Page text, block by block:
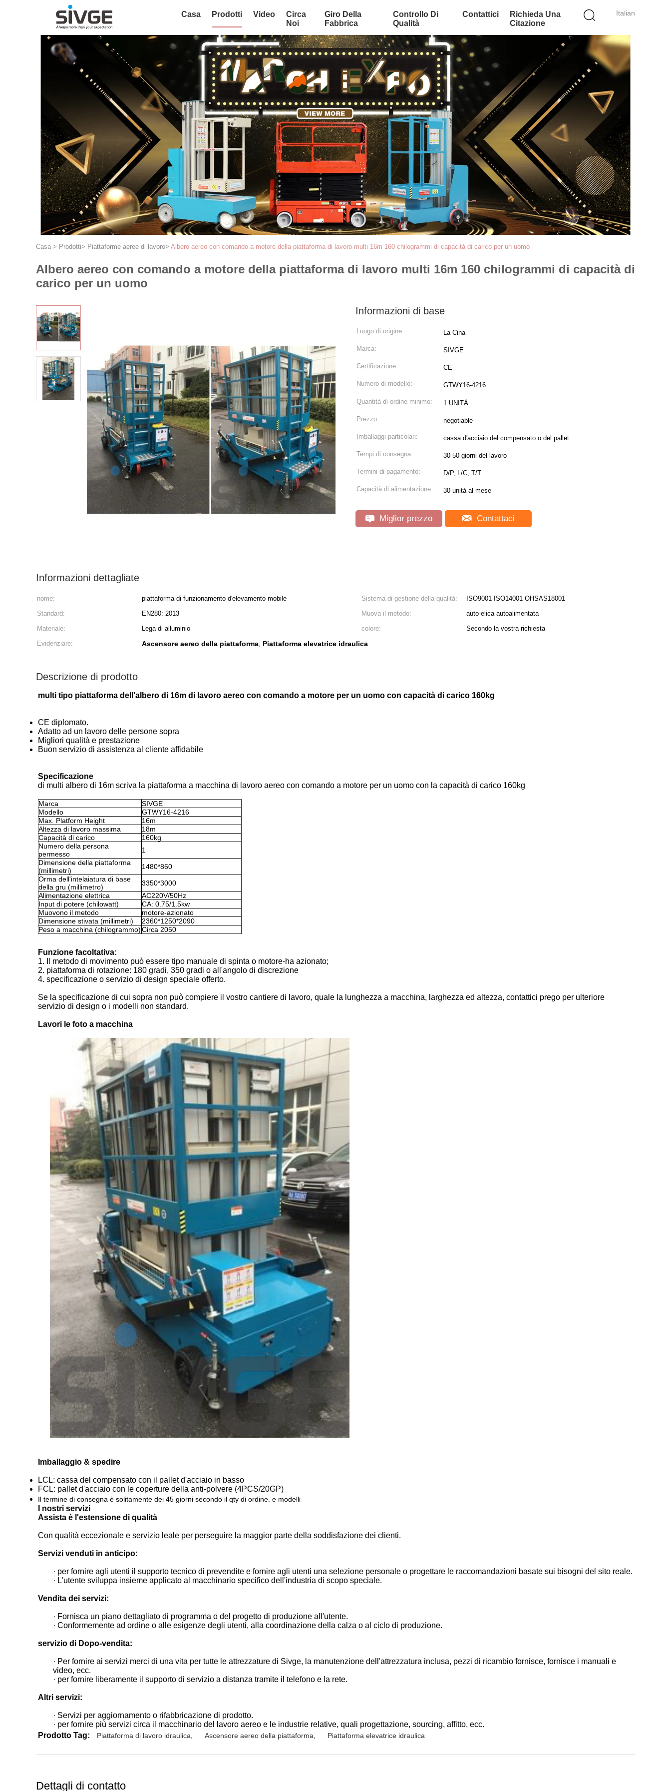
Italian
Casa Prodotti Video
Circa
Noi
Giro Della
Fabbrica
Controllo Di
Qualità
Contattici
Richieda Una
Citazione
Casa > Prodotti> Piattaforme aeree di lavoro> Albero aereo con comando a motore della piattaforma di lavoro multi 16m 160 chilogrammi di capacità di carico per un uomo
Albero aereo con comando a motore della piattaforma di lavoro multi 16m 160 chilogrammi di capacità di
carico per un uomo
Informazioni di base
Luogo di origine: La Cina
Marca: SIVGE
Certificazione: CE
Numero di modello: GTWY16-4216
Quantità di ordine minimo: 1 UNITÀ
Prezzo: negotiable
Imballaggi particolari: cassa d'acciaio del compensato o del pallet
Tempi di consegna: 30-50 giorni del lavoro
Termini di pagamento: D/P, L/C, T/T
Capacità di alimentazione: 30 unità al mese
Miglior prezzo Contattaci
Informazioni dettagliate
nome: piattaforma di funzionamento d'elevamento mobile Sistema di gestione della qualità:
ISO9001 ISO14001 OHSAS18001
Standard:
EN280: 2013 Muova il metodo:
auto-elica autoalimentata
Materiale:
Lega di alluminio colore:
Secondo la vostra richiesta
Evidenziare:
Ascensore aereo della piattaforma, Piattaforma elevatrice idraulica
Descrizione di prodotto
multi tipo piattaforma dell'albero di 16m di lavoro aereo con comando a motore per un uomo con capacità di carico 160kg
CE diplomato.
Adatto ad un lavoro delle persone sopra
Migliori qualità e prestazione
Buon servizio di assistenza al cliente affidabile
Specificazione
di multi albero di 16m scriva la piattaforma a macchina di lavoro aereo con comando a motore per un uomo con la capacità di carico 160kg
Marca
SIVGE
Modello
GTWY16-4216
Max. Platform Height
16m
Altezza di lavoro massima
18m
Capacità di carico
160kg
Numero della persona
permesso
1
Dimensione della piattaforma
(millimetri)
1480*860
Orma dell'intelaiatura di base
della gru (millimetro)
3350*3000
Alimentazione elettrica
AC220V/50Hz
Input di potere (chilowatt)
CA: 0.75/1.5kw
Muovono il metodo
motore-azionato
Dimensione stivata (millimetri)
2360*1250*2090
Peso a macchina (chilogrammo)Circa 2050
Funzione facoltativa:
1.
Il metodo di movimento può essere tipo manuale di spinta o motore-ha azionato;
2. piattaforma di rotazione: 180 gradi, 350 gradi o all'angolo di discrezione
4. specificazione o servizio di design speciale offerto.
Se la specificazione di cui sopra non può compiere il vostro cantiere di lavoro, quale la lunghezza a macchina, larghezza ed altezza, contattici prego per ulteriore
servizio di design o i modelli non standard.
Lavori le foto a macchina
Imballaggio & spedire
LCL: cassa del compensato con il pallet d'acciaio in basso
FCL: pallet d'acciaio con le coperture della anti-polvere (4PCS/20GP)
Il termine di consegna è solitamente dei 45 giorni secondo il qty di ordine. e modelli
I nostri servizi
Assista è l'estensione di qualità
Con qualità eccezionale e servizio leale per perseguire la maggior parte della soddisfazione dei clienti.
Servizi venduti in anticipo:
· per fornire agli utenti il supporto tecnico di prevendite e fornire agli utenti una selezione personale o progettare le raccomandazioni basate sui bisogni del sito reale.
· L'utente sviluppa insieme applicato al macchinario specifico dell'industria di scopo speciale.
Vendita dei servizi:
· Fornisca un piano dettagliato di programma o del progetto di produzione all'utente.
· Conformemente ad ordine o alle esigenze degli utenti, alla coordinazione della calza o al ciclo di produzione.
servizio di Dopo-vendita:
· Per fornire ai servizi merci di una vita per tutte le attrezzature di Sivge, la manutenzione dell'attrezzatura inclusa, pezzi di ricambio fornisce, fornisce i manuali e
video, ecc.
· per fornire liberamente il supporto di servizio a distanza tramite il telefono e la rete.
Altri servizi:
· Servizi per aggiornamento o rifabbricazione di prodotto.
· per fornire più servizi circa il macchinario del lavoro aereo e le industrie relative, quali progettazione, sourcing, affitto, ecc.
Prodotto Tag:
Piattaforma di lavoro idraulica Ascensore aereo della piattaforma Piattaforma elevatrice idraulica
Dettagli di contatto